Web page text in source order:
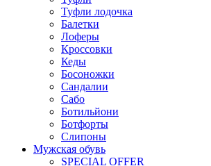
Туфли лодочка
Балетки
Лоферы
Кроссовки
Кеды
Босоножки
Сандалии
Сабо
Ботильйони
Ботфорты
Слипоны
Мужская обувь
SPECIAL OFFER